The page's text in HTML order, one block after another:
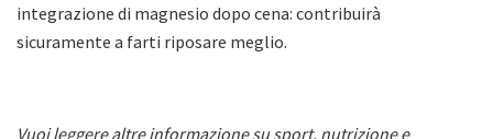
integrazione di magnesio dopo cena: contribuirà
sicuramente a farti riposare meglio.
Vuoi leggere altre informazione su sport, nutrizione e